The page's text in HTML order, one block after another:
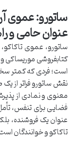
ساتورو: عموی
عنوان حامی و
ساتورو، عموی
کتابفروشی موریساکی
است؛ فردی که کمتر
نقش ساتورو فراتر از
معنوی و نمادی از
فضایی برای تنفس،
عنوان یک فروشنده،
تاکاکو و خوانندگان